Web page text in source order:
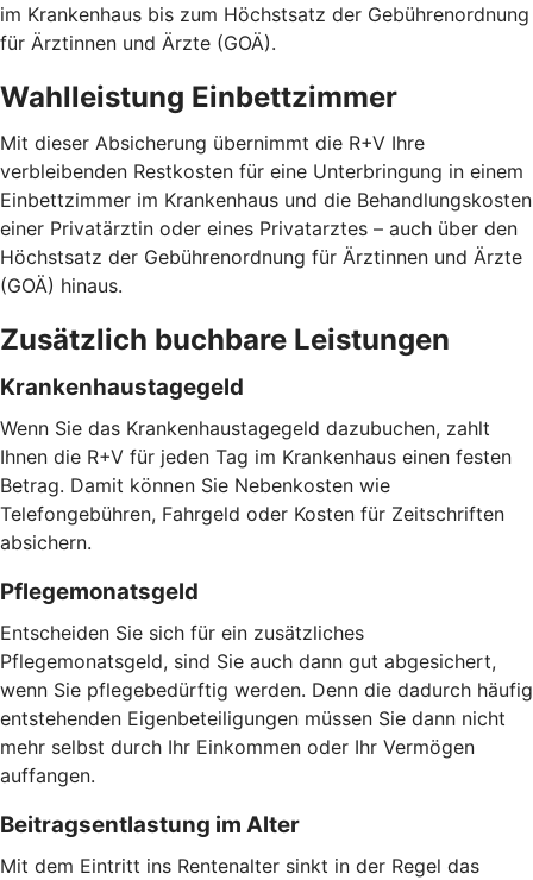
im Krankenhaus bis zum Höchstsatz der Gebührenordnung
für Ärztinnen und Ärzte (GOÄ).
Wahlleistung Einbettzimmer
Mit dieser Absicherung übernimmt die R+V Ihre
verbleibenden Restkosten für eine Unterbringung in einem
Einbettzimmer im Krankenhaus und die Behandlungskosten
einer Privatärztin oder eines Privatarztes – auch über den
Höchstsatz der Gebührenordnung für Ärztinnen und Ärzte
(GOÄ) hinaus.
Zusätzlich buchbare Leistungen
Krankenhaustagegeld
Wenn Sie das Krankenhaustagegeld dazubuchen, zahlt
Ihnen die R+V für jeden Tag im Krankenhaus einen festen
Betrag. Damit können Sie Nebenkosten wie
Telefongebühren, Fahrgeld oder Kosten für Zeitschriften
absichern.
Pflegemonatsgeld
Entscheiden Sie sich für ein zusätzliches
Pflegemonatsgeld, sind Sie auch dann gut abgesichert,
wenn Sie pflegebedürftig werden. Denn die dadurch häufig
entstehenden Eigenbeteiligungen müssen Sie dann nicht
mehr selbst durch Ihr Einkommen oder Ihr Vermögen
auffangen.
Beitragsentlastung im Alter
Mit dem Eintritt ins Rentenalter sinkt in der Regel das